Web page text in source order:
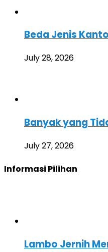
Beda Jenis
July 28, 2026
Banyak yang
July 27, 2026
Informasi Pilihan
Lambo Jernih